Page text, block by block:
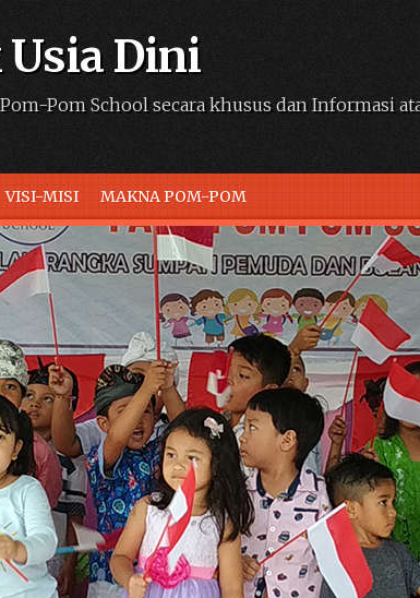
Dini
Pom School secara khusus dan Informasi
VISI-MISI MAKNA POM-POM